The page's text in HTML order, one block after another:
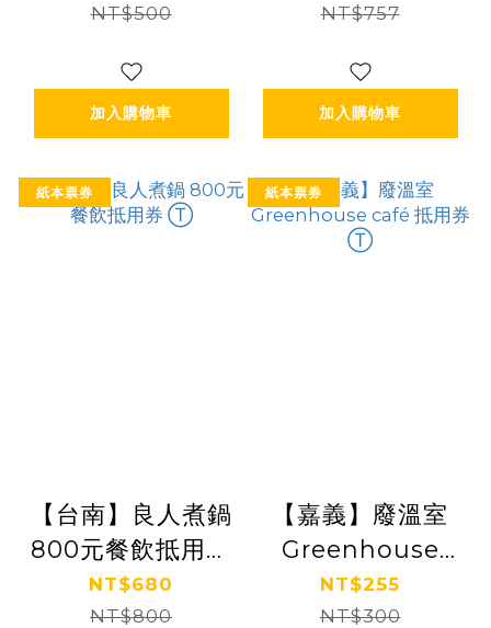
NT$500
加入購物車
NT$757
加入購物車
紙本票券
【台南】良人煮鍋
800元餐飲抵用券
Ⓣ
NT$680
NT$800
紙本票券
【嘉義】廢溫室
Greenhouse
café 抵用券 Ⓣ
NT$255
NT$300